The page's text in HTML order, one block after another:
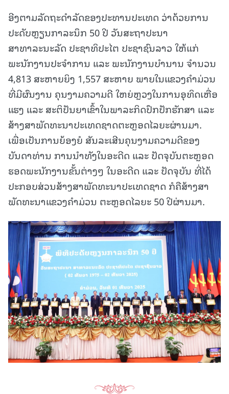
ອີງຕາມລັດຖະດໍາລັດຂອງປະທານປະເທດ ວ່າດ້ວຍການ
ປະດັບຫຼຽນກາລະນຶກ 50 ປີ ວັນສະຖາປະນາ
ສາທາລະນະລັດ ປະຊາທິປະໄຕ ປະຊາຊົນລາວ ໃຫ້ແກ່
ພະນັກງານປະຈຳການ ແລະ ພະນັກງານບຳນານ ຈຳນວນ
4,813 ສະຫາຍຍິງ 1,557 ສະຫາຍ ພາຍໃນແຂວງຄໍາມ່ວນ
ທີ່ມີຜົນງານ ຄຸນງາມຄວາມດີ ໃຫຍ່ຫຼວງໃນການອຸທິດເຫື່ອ
ແຮງ ແລະ ສະຕິປັນຍາເຂົ້າໃນພາລະກິດປົກປັກຮັກສາ ແລະ
ສ້າງສາພັດທະນາປະເທດຊາດຕະຫຼອດໄລຍະຜ່ານມາ.
ເພື່ອເປັນການຍ້ອງຍໍ ສັນລະເສີນຄຸນງາມຄວາມດີຂອງ
ບັນດາທ່ານ ການນຳທັງໃນອະດີດ ແລະ ປັດຈຸບັນຕະຫຼອດ
ຮອດພະນັກງານຂັ້ນຕ່າງໆ ໃນອະດີດ ແລະ ປັດຈຸບັນ ທີ່ໄດ້
ປະກອບສ່ວນສ້າງສາພັດທະນາປະເທດຊາດ ກໍຄືສ້າງສາ
ພັດທະນາແຂວງຄໍາມ່ວນ ຕະຫຼອດໄລຍະ 50 ປີຜ່ານມາ.